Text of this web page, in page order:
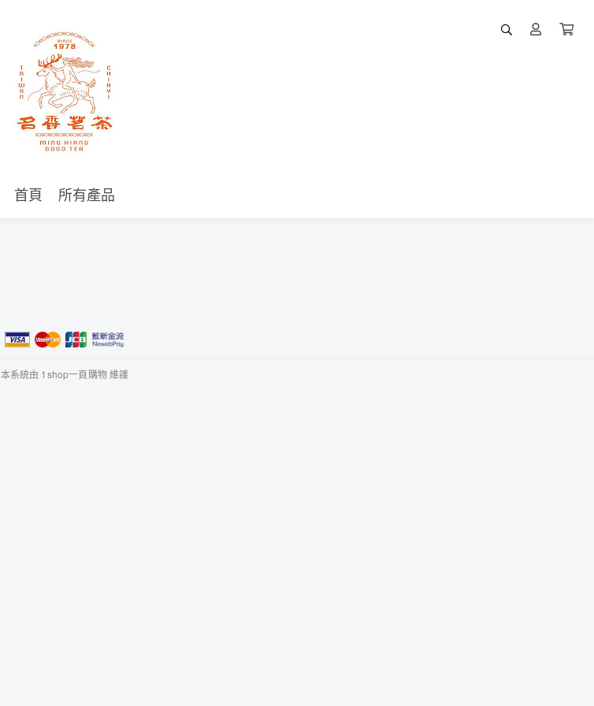
首頁 所有產品
本系統由 1shop一頁購物維護